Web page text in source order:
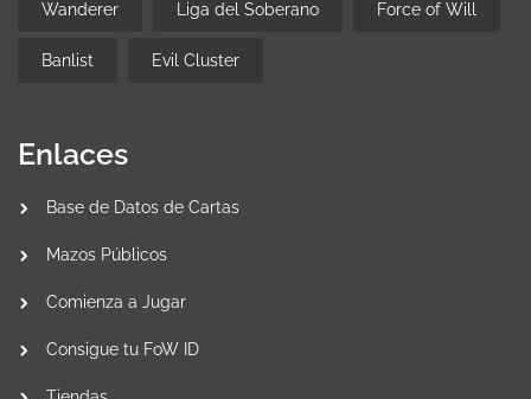
Wanderer Liga del Soberano Force of Will
Banlist Evil Cluster
Enlaces
Base de Datos de Cartas
Mazos Públicos
Comienza a Jugar
Consigue tu FoW ID